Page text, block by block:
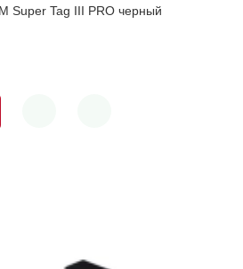
Super Tag III PRO черный